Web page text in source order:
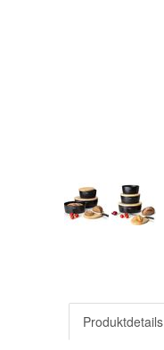
Produktdetails